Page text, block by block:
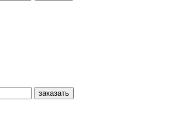
заказать